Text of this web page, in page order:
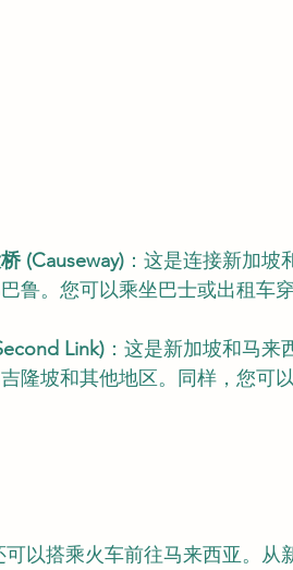
(Causeway) ：这是连接新加
鲁。您可以乘坐巴士或出租车穿
Link) ：这是新加坡和马
隆坡和其他地区。同样，您可
可以搭乘火车前往马来西亚。从